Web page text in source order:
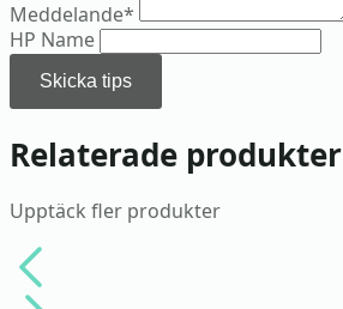
Meddelande*
HP Name
Skicka tips
Relaterade produkter
Upptäck fler produkter